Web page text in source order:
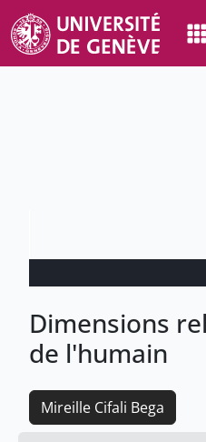
Dimensions
de l'humain
Mireille Cifali Bega